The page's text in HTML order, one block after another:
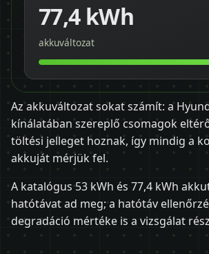
77,4 kWh
akkuváltozat
Az akkuváltozat sokat számít: a
kínálatában szereplő csomagok
töltési jelleget hoznak, így mindig a
akkuját mérjük fel.
A katalógus 53 kWh és 77,4 kWh
hatótávat ad meg; a hatótáv
degradáció mértéke is a vizsgálat